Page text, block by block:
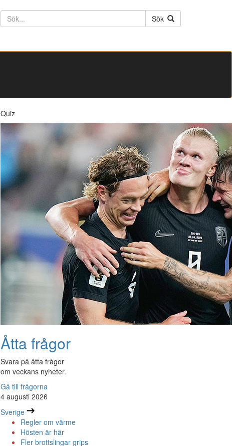
Söktext
Sök
Quiz
Åtta frågor
Svara på åtta frågor
om veckans nyheter.
Gå till frågorna
4 augusti 2026
Sverige
Regler om värme
Hösten är här
Fler brottslingar grips